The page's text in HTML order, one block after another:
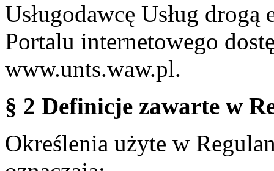
Usługodawcę Usług
Portalu internetowego
www.unts.waw.pl.
§ 2 Definicje zawarte w
Określenia użyte w